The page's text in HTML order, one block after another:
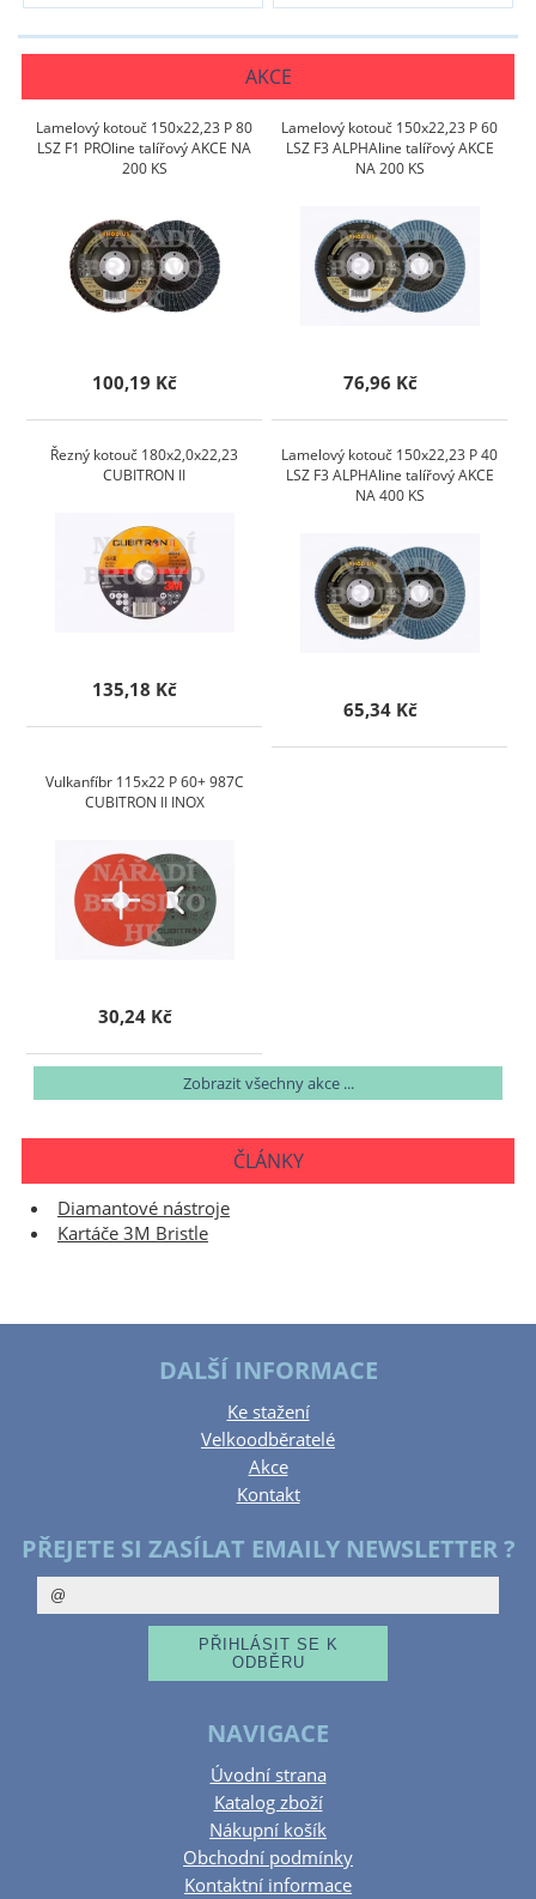
AKCE
Lamelový kotouč 150x22,23 P 80
LSZ F1 PROline talířový AKCE NA
200 KS
100,19 Kč
Lamelový kotouč 150x22,23 P 60
LSZ F3 ALPHAline talířový AKCE
NA 200 KS
76,96 Kč
Řezný kotouč 180x2,0x22,23
CUBITRON II
135,18 Kč
Lamelový kotouč 150x22,23 P 40
LSZ F3 ALPHAline talířový AKCE
NA 400 KS
65,34 Kč
Vulkanfíbr 115x22 P 60+ 987C
CUBITRON II INOX
30,24 Kč
Zobrazit všechny akce ...
ČLÁNKY
Diamantové nástroje
Kartáče 3M Bristle
DALŠÍ INFORMACE
Ke stažení
Velkoodběratelé
Akce
Kontakt
PŘEJETE SI ZASÍLAT EMAILY NEWSLETTER ?
NAVIGACE
Úvodní strana
Katalog zboží
Nákupní košík
Obchodní podmínky
Kontaktní informace